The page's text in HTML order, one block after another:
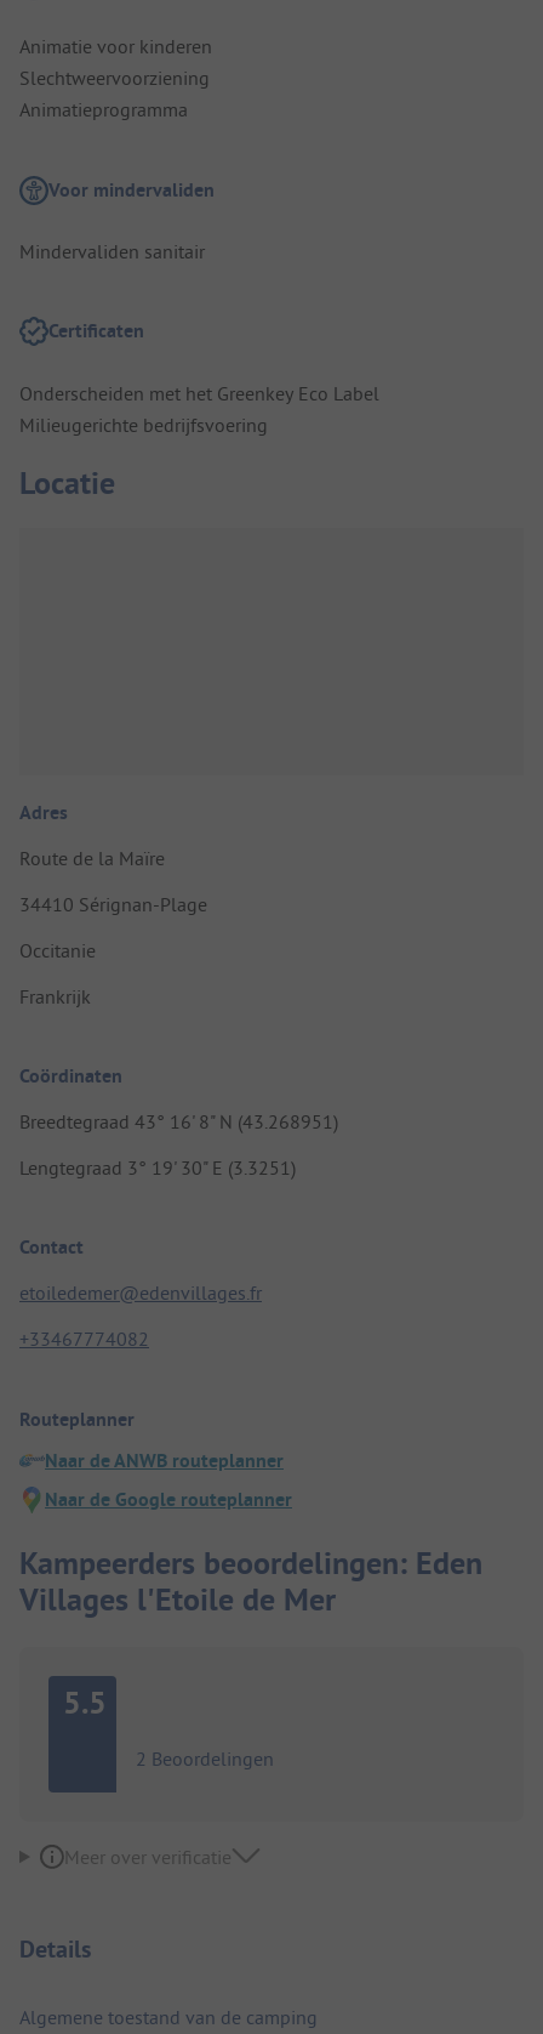
Animatie voor kinderen
Slechtweervoorziening
Animatieprogramma
Voor mindervaliden
Mindervaliden sanitair
Certificaten
Onderscheiden met het Greenkey Eco Label
Milieugerichte bedrijfsvoering
Locatie
Adres
Route de la Maïre
34410 Sérignan-Plage
Occitanie
Frankrijk
Coördinaten
Breedtegraad 43° 16' 8" N (43.268951)
Lengtegraad 3° 19' 30" E (3.3251)
Contact
etoiledemer@edenvillages.fr
+33467774082
Routeplanner
Naar de ANWB routeplanner
Naar de Google routeplanner
Kampeerders beoordelingen: Eden
Villages l'Etoile de Mer
5.5
2 Beoordelingen
Meer over verificatie
Details
Algemene toestand van de camping